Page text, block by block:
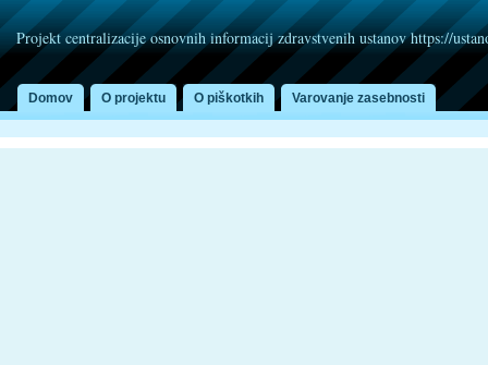
Projekt centralizacije osnovnih informacij zdravstvenih ustanov https://
Domov O projektu O piškotkih Varovanje zasebnosti